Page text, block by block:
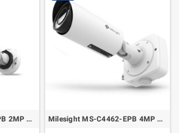
Milesight MS-C2964-FPB 2MP Vandal-proof Motorized Mini Bullet Network Camera Milesight MS-C4462-EPB 4MP 12x AF Motorized Pro Bullet Network Camera